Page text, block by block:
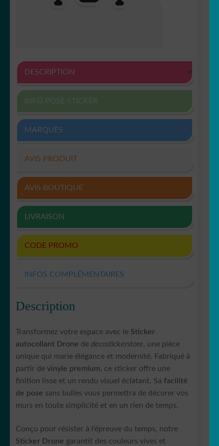
DESCRIPTION
INFO POSE STICKER
MARQUES
AVIS PRODUIT
AVIS BOUTIQUE
LIVRAISON
CODE PROMO
INFOS COMPLÉMENTAIRES
Description
Transformez votre espace avec le Sticker
autocollant Drone de decostickerstore, une pièce
unique qui marie élégance et modernité. Fabriqué à
partir de vinyle premium, ce sticker offre une
finition lisse et un rendu visuel éclatant. Sa facilité
de pose sans bulles vous permettra de décorer vos
murs en toute simplicité et en un rien de temps.
Conçu pour résister à l’épreuve du temps, notre
Sticker Drone garantit des couleurs vives et